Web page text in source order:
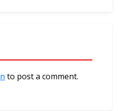
to post a comment.